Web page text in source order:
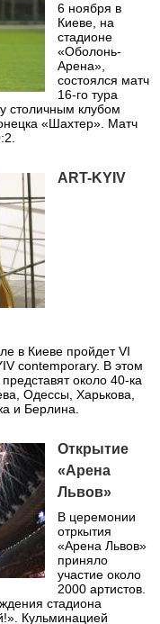
6 ноября в
Киеве, на
стадионе
«Оболонь-
Арена»,
состоялся матч
16-го тура
столичным клубом
«Шахтер». Матч
ART-KYIV
в Киеве пройдет VI
contemporary. В этом
около 40-ка
Одессы, Харькова,
и Берлина.
Открытие
«Арена
Львов»
В церемонии
отркытия
«Арена Львов»
приняло
участие около
2000 артистов.
стадиона
Кульминацией